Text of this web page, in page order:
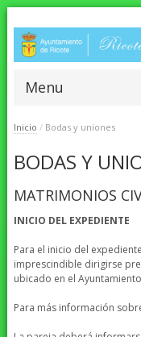
Menu
Inicio / Bodas y uniones
BODAS Y
MATRIMONIOS
INICIO DEL EXPEDIENTE
Para el inicio del
imprescindible dirigirse
ubicado en el
Para más información